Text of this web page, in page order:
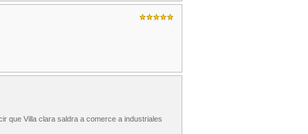
que Villa clara saldra a comerce a industriales